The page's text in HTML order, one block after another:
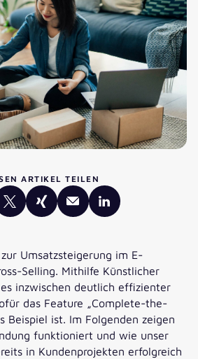
ARTIKEL TEILEN
Umsatzsteigerung im E-
Selling. Mithilfe Künstlicher
inzwischen deutlich effizienter
das Feature „Complete-the-
Beispiel ist. Im Folgenden zeigen
funktioniert und wie unser
in Kundenprojekten erfolgreich